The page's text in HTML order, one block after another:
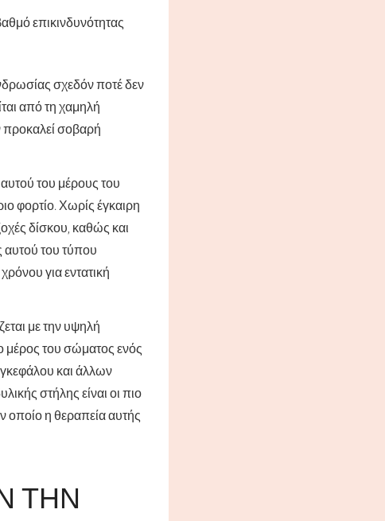
επικινδυνότητας
σχεδόν ποτέ δεν
από τη χαμηλή
προκαλεί σοβαρή
του μέρους του
φορτίο. Χωρίς έγκαιρη
δίσκου, καθώς και
αυτού του τύπου
για εντατική
με την υψηλή
μέρος του σώματος ενός
και άλλων
στήλης είναι οι πιο
οποίο η θεραπεία αυτής
ΤΗΝ